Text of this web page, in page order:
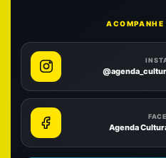
ACOMPANHE
Agenda